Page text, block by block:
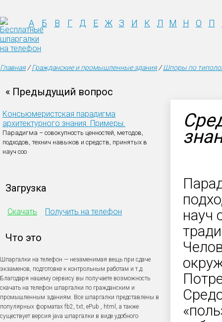
А Б В Г Д Е Ж З И К Л М Н О П
Главная/Гражданские и промышленные здания/Шпоры по
« Предыдущий вопрос
Консьюмеристская парадигма
архитектурного знания. Примеры.
Парадигма – совокупность ценностей, методов,
подходов, технич навыков и средств, принятых в
науч соо
Загрузка
Скачать Получить на телефон
Что это
Шпаргалки на телефон — незаменимая вещь при сдаче
экзаменов, подготовке к контрольным работам и т.д.
Благодаря нашему сервису вы получаете возможность
скачать на телефон шпаргалки по гражданским и
промышленным зданиям. Все шпаргалки представлены в
популярных форматах fb2, txt, ePub , html, а также
существует версия java шпаргалки в виде удобного
науч